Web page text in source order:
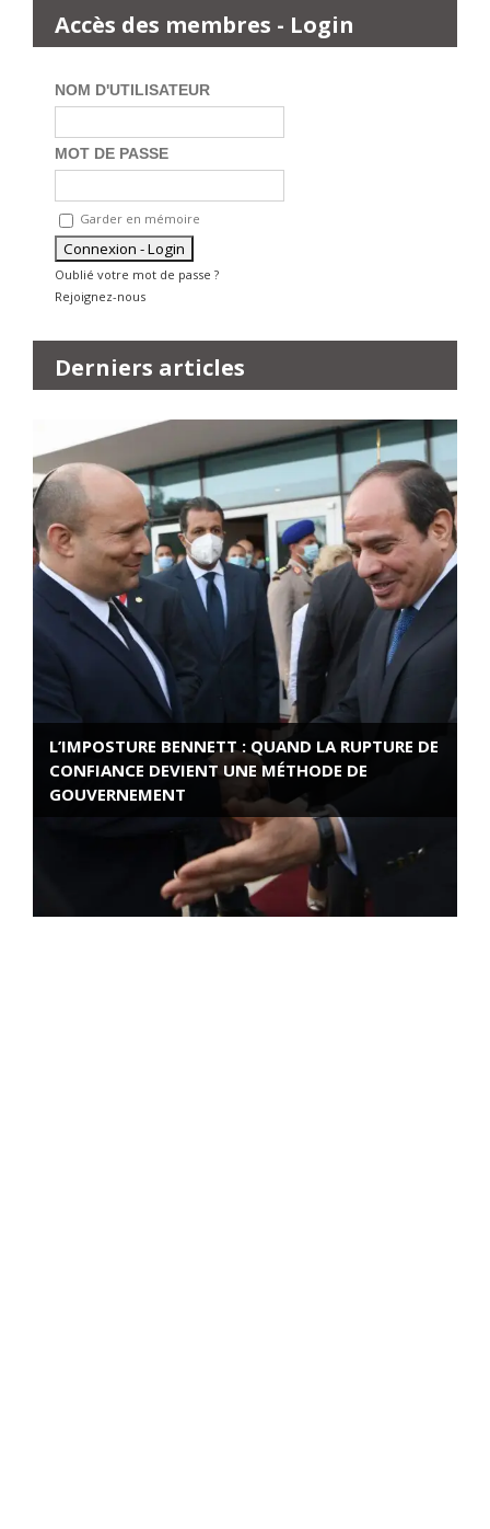
Accès des membres - Login
NOM D'UTILISATEUR
MOT DE PASSE
Garder en mémoire
Oublié votre mot de passe ?
Rejoignez-nous
Derniers articles
L’IMPOSTURE BENNETT : QUAND LA RUPTURE DE
CONFIANCE DEVIENT UNE MÉTHODE DE
GOUVERNEMENT
ROSE VALLAND, HEROÏNE DE LA RESISTANCE